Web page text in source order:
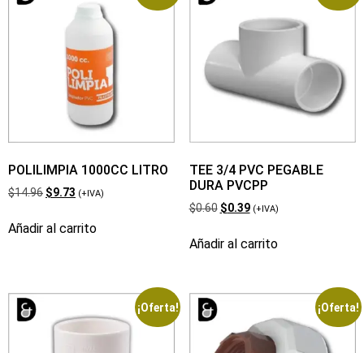
POLILIMPIA 1000CC LITRO
$14.96 $9.73 (+IVA)
Añadir al carrito
TEE 3/4 PVC PEGABLE
DURA PVCPP
$0.60 $0.39 (+IVA)
Añadir al carrito
¡Oferta! ¡Oferta!